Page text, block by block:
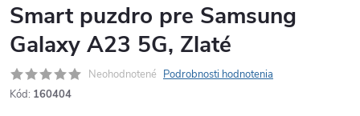
Smart puzdro pre Samsung
Galaxy A23 5G, Zlaté
Neohodnotené Podrobnosti hodnotenia
Kód: 160404